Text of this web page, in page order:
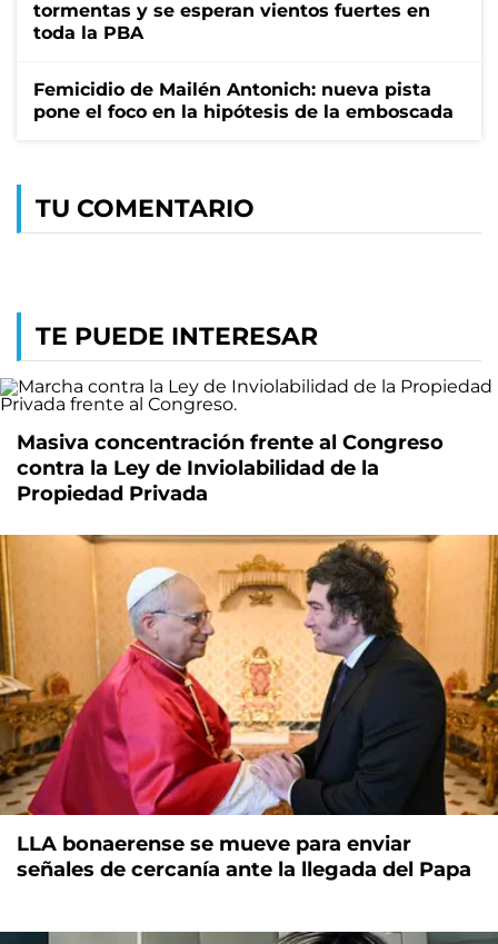
tormentas y se esperan vientos fuertes en
toda la PBA
Femicidio de Mailén Antonich: nueva pista
pone el foco en la hipótesis de la emboscada
TU COMENTARIO
TE PUEDE INTERESAR
Masiva concentración frente al Congreso
contra la Ley de Inviolabilidad de la
Propiedad Privada
LLA bonaerense se mueve para enviar
señales de cercanía ante la llegada del Papa